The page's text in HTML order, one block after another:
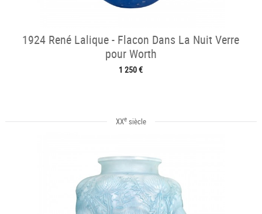
1924 René Lalique - Flacon Dans La Nuit Verre
pour Worth
1 250 €
XXesiècle